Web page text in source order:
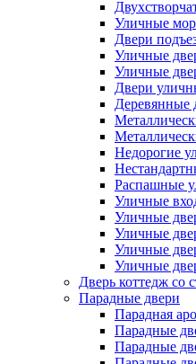
Уличные
Двери
Уличные
Уличные
Двери
Деревянные
Недорогие
Распашные
Уличные
Уличные
Уличные
Уличные
Уличные
Дверь коттедж со
Парадные двери
Парадная
Парадные
Парадные